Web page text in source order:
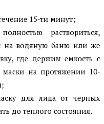
15-ти минут;
раствориться,
на водяную баню или же
где держим емкость с
на протяжении 10-
для лица от черных
до теплого состояния.